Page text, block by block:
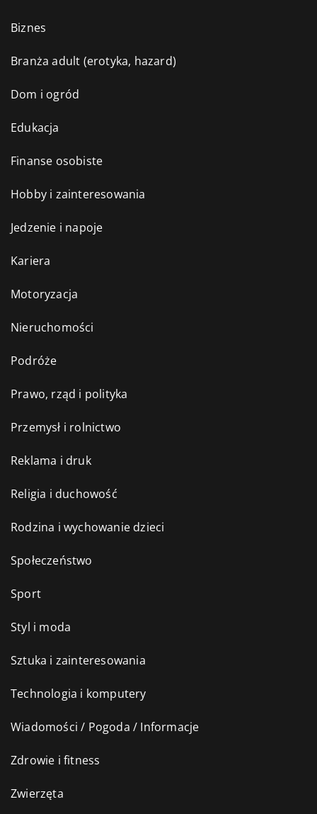
Biznes
Branża adult (erotyka, hazard)
Dom i ogród
Edukacja
Finanse osobiste
Hobby i zainteresowania
Jedzenie i napoje
Kariera
Motoryzacja
Nieruchomości
Podróże
Prawo, rząd i polityka
Przemysł i rolnictwo
Reklama i druk
Religia i duchowość
Rodzina i wychowanie dzieci
Społeczeństwo
Sport
Styl i moda
Sztuka i zainteresowania
Technologia i komputery
Wiadomości / Pogoda / Informacje
Zdrowie i fitness
Zwierzęta